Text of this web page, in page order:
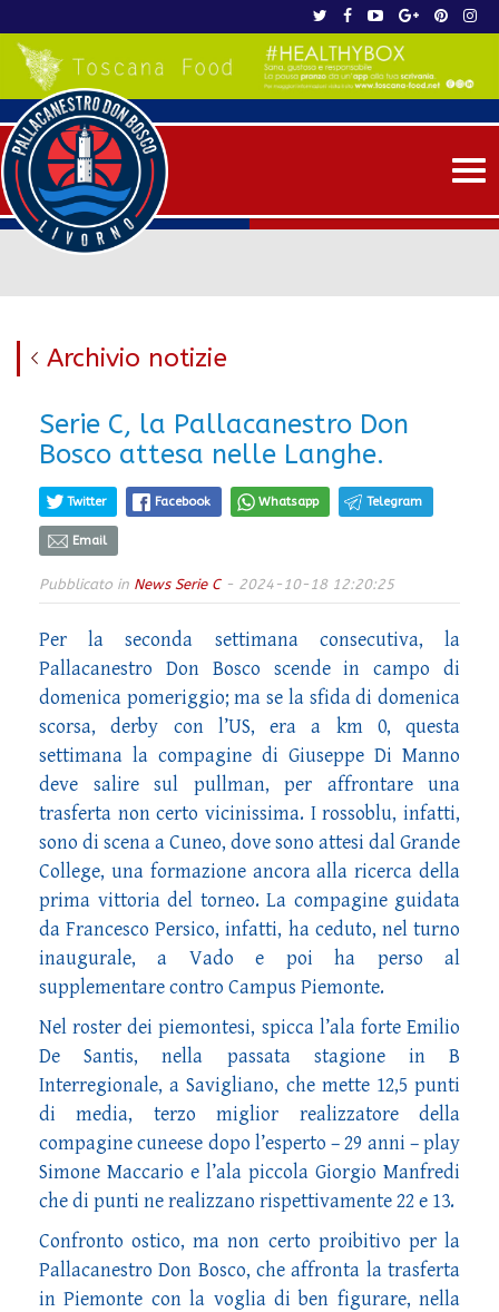
Archivio notizie
Serie C, la Pallacanestro Don
Bosco attesa nelle Langhe.
Twitter Facebook Whatsapp Telegram
Email
Pubblicato in News Serie C- 2024-10-18 12:20:25
Per la seconda settimana consecutiva, la
Pallacanestro Don Bosco scende in campo di
domenica pomeriggio; ma se la sfida di domenica
scorsa, derby con l’US, era a km 0, questa
settimana la compagine di Giuseppe Di Manno
deve salire sul pullman, per affrontare una
trasferta non certo vicinissima. I rossoblu, infatti,
sono di scena a Cuneo, dove sono attesi dal Grande
College, una formazione ancora alla ricerca della
prima vittoria del torneo. La compagine guidata
da Francesco Persico, infatti, ha ceduto, nel turno
inaugurale, a Vado e poi ha perso al
supplementare contro Campus Piemonte.
Nel roster dei piemontesi, spicca l’ala forte Emilio
De Santis, nella passata stagione in B
Interregionale, a Savigliano, che mette 12,5 punti
di media, terzo miglior realizzatore della
compagine cuneese dopo l’esperto – 29 anni – play
Simone Maccario e l’ala piccola Giorgio Manfredi
che di punti ne realizzano rispettivamente 22 e 13.
Confronto ostico, ma non certo proibitivo per la
Pallacanestro Don Bosco, che affronta la trasferta
in Piemonte con la voglia di ben figurare, nella